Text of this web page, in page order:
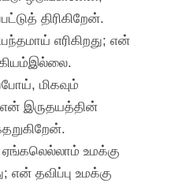
திரிகிறேன்.
எரிகிறது; என்
மிகவும்
இருதயத்தின்
உமக்கு
என் தவிப்பு உமக்கு